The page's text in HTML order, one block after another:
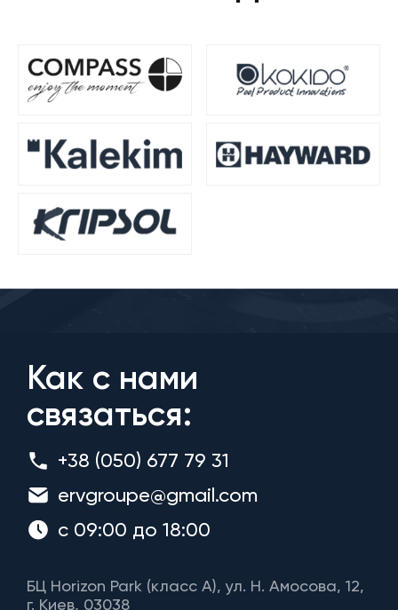
Как с нами
связаться:
+38 (050) 677 79 31
ervgroupe@gmail.com
с 09:00 до 18:00
БЦ Horizon Park (класс A), ул. Н. Амосова, 12,
г. Киев, 03038